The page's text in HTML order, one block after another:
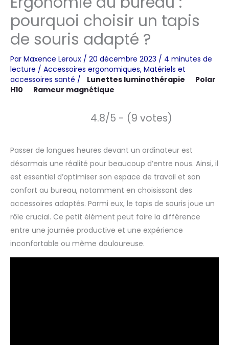
pourquoi choisir un tapis
de souris adapté ?
Par Maxence Leroux / 20 décembre 2023 / 4 minutes de
lecture / Accessoires ergonomiques, Matériels et
accessoires santé / Lunettes luminothérapie
Polar
H10
Rameur magnétique
4.8/5 - (9 votes)
Passer de longues heures devant un ordinateur est
désormais une réalité pour beaucoup d’entre nous. Ainsi, il
est essentiel d’optimiser son espace de travail et son
confort au bureau, notamment en choisissant des
accessoires adaptés. Parmi eux, le tapis de souris joue un
rôle crucial. Ce petit élément peut faire la différence
entre une journée productive et une expérience
inconfortable ou même douloureuse.